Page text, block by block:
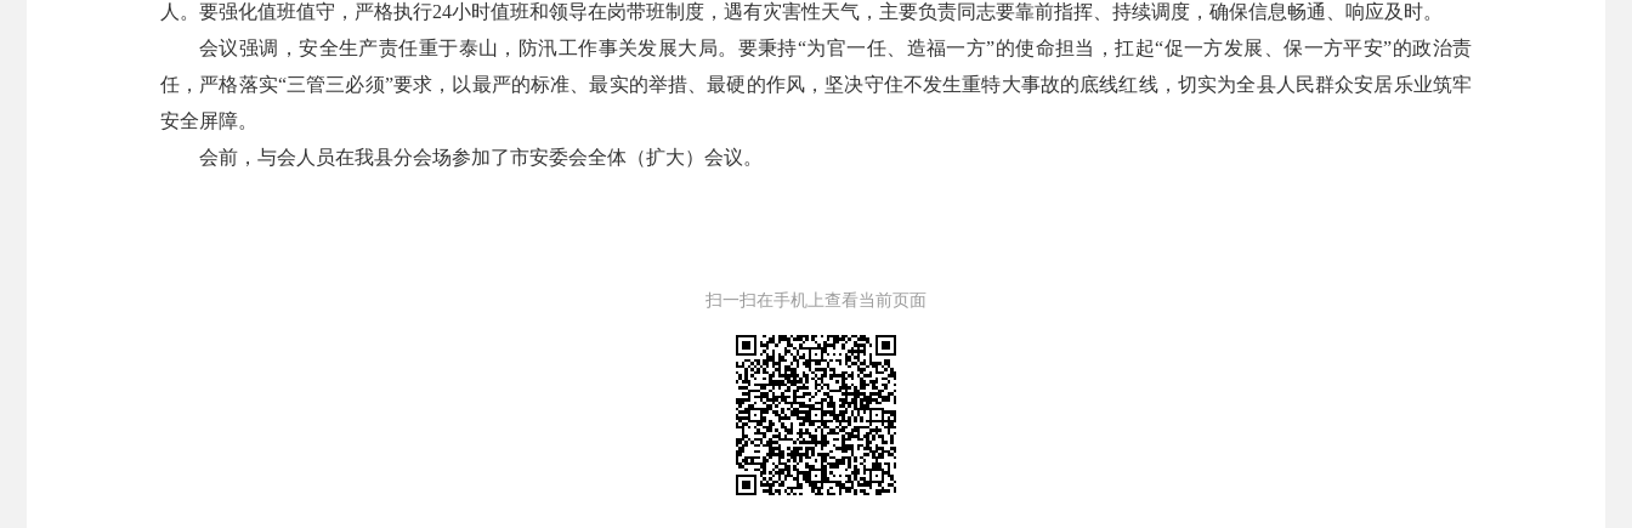
人。要强化值班值守，严格执行24小时值班和领导在岗带班制度，遇有灾害性天气，主要负责同志要靠前指挥、持续调度，确保信息畅通、响应及时。
会议强调，安全生产责任重于泰山，防汛工作事关发展大局。要秉持“为官一任、造福一方”的使命担当，扛起“促一方发展、保一方平安”的政治责
任，严格落实“三管三必须”要求，以最严的标准、最实的举措、最硬的作风，坚决守住不发生重特大事故的底线红线，切实为全县人民群众安居乐业筑牢
安全屏障。
会前，与会人员在我县分会场参加了市安委会全体（扩大）会议。
扫一扫在手机上查看当前页面